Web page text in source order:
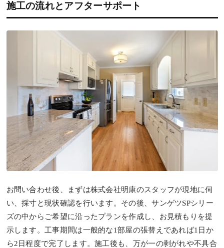
施工の流れとアフターサポート
お問い合わせ後、まずは株式会社明康のスタッフが現地に伺
い、採寸と現状確認を行います。その後、サンゲツSPシリー
ズの中からご希望に沿ったプランを作成し、お見積もりを提
示します。工事期間は一般的な1部屋の張替えであれば1日か
ら2日程度で完了します。施工後も、万が一の剥がれや不具合